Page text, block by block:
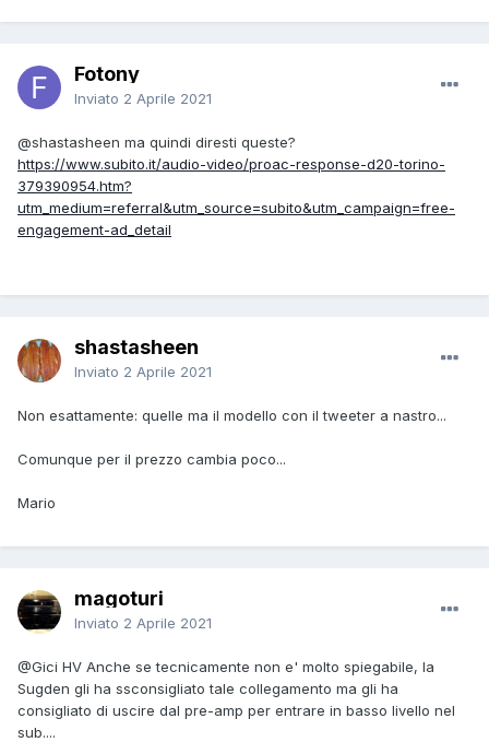
Fotony
Inviato 2 Aprile 2021
@shastasheen ma quindi diresti queste?
https://www.subito.it/audio-video/proac-response-d20-torino-
379390954.htm?
utm_medium=referral&utm_source=subito&utm_campaign=free-
engagement-ad_detail
shastasheen
Inviato 2 Aprile 2021
Non esattamente: quelle ma il modello con il tweeter a nastro...
Comunque per il prezzo cambia poco...
Mario
magoturi
Inviato 2 Aprile 2021
@Gici HV Anche se tecnicamente non e' molto spiegabile, la
Sugden gli ha ssconsigliato tale collegamento ma gli ha
consigliato di uscire dal pre-amp per entrare in basso livello nel
sub....